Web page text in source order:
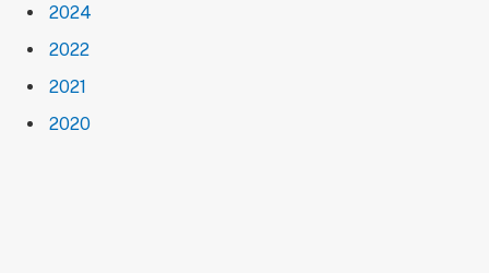
2024
2022
2021
2020